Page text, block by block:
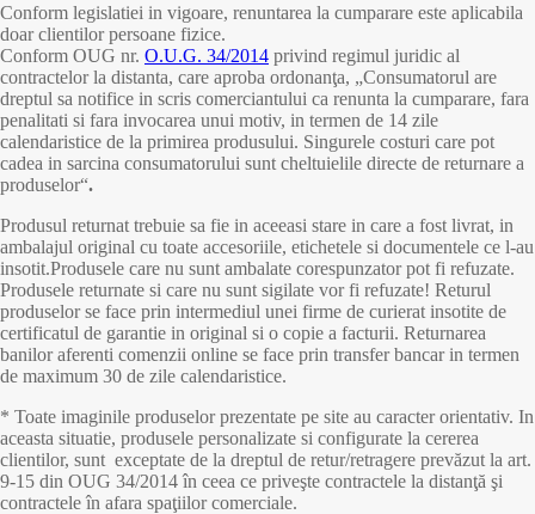
Conform legislatiei in vigoare, renuntarea la cumparare este aplicabila
doar clientilor persoane fizice.
Conform OUG nr. O.U.G. 34/2014 privind regimul juridic al
contractelor la distanta, care aproba ordonanţa, „Consumatorul are
dreptul sa notifice in scris comerciantului ca renunta la cumparare, fara
penalitati si fara invocarea unui motiv, in termen de 14 zile
calendaristice de la primirea produsului. Singurele costuri care pot
cadea in sarcina consumatorului sunt cheltuielile directe de returnare a
produselor“.
Produsul returnat trebuie sa fie in aceeasi stare in care a fost livrat, in
ambalajul original cu toate accesoriile, etichetele si documentele ce l-au
insotit.Produsele care nu sunt ambalate corespunzator pot fi refuzate.
Produsele returnate si care nu sunt sigilate vor fi refuzate! Returul
produselor se face prin intermediul unei firme de curierat insotite de
certificatul de garantie in original si o copie a facturii. Returnarea
banilor aferenti comenzii online se face prin transfer bancar in termen
de maximum 30 de zile calendaristice.
* Toate imaginile produselor prezentate pe site au caracter orientativ. In
aceasta situatie, produsele personalizate si configurate la cererea
clientilor, sunt exceptate de la dreptul de retur/retragere prevăzut la art.
9-15 din OUG 34/2014 în ceea ce priveşte contractele la distanţă şi
contractele în afara spaţiilor comerciale.